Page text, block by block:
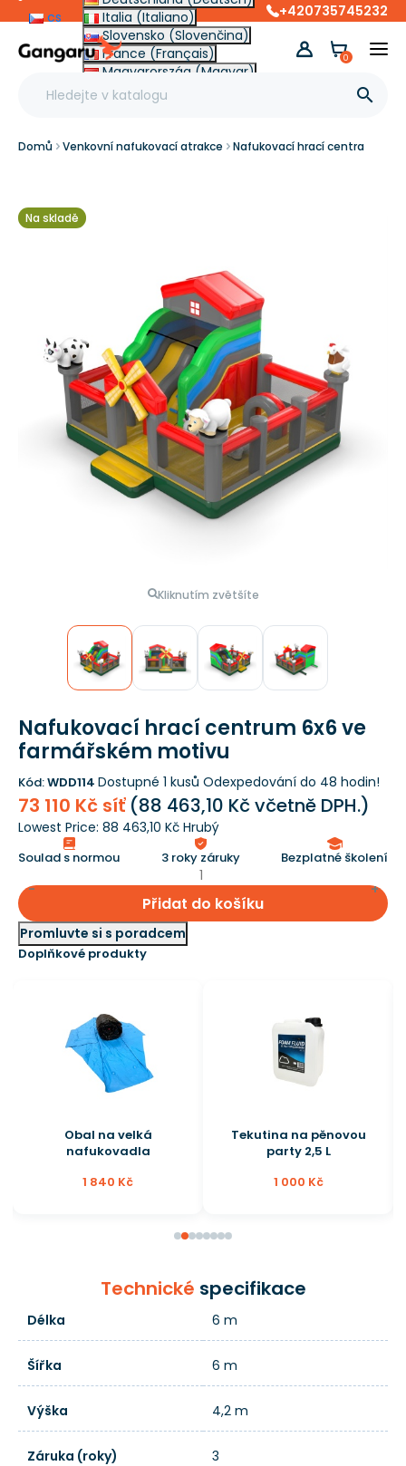
cs
Italia (Italiano)
Slovensko (Slovenčina)
France (Français)
Magyarország (Magyar)
Other (English €)
+420735745232

0
Domů Venkovní nafukovací atrakce Nafukovací hrací centra
Na skladě
Kliknutím zvětšíte
Nafukovací hrací centrum 6x6 ve
farmářském motivu
Kód:WDD114 Dostupné 1 kusů Odexpedování do 48 hodin!
73 110 Kč síť (88 463,10 Kčvčetně DPH.)
Lowest Price: 88 463,10 Kč Hrubý
Soulad s normou 3 roky záruky Bezplatné školení
Přidat do košíku
Promluvte si s poradcem
Doplňkové produkty
Obal na velká
nafukovadla
1 840 Kč
Tekutina na pěnovou
party 2,5 L
1 000 Kč
Technické specifikace
Délka 6 m
Šířka 6 m
Výška 4,2 m
Záruka (roky) 3